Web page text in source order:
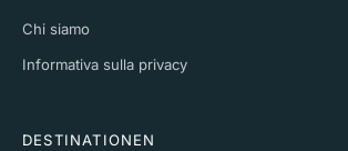
Chi siamo
Informativa sulla privacy
DESTINATIONEN